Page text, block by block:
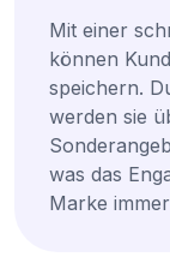
Mit einer
können
speichern.
werden sie
was das
Marke